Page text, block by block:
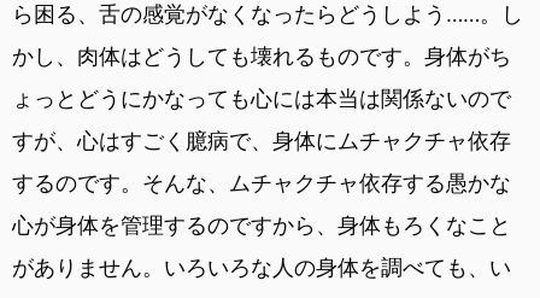
ら困る、舌の感覚がなくなったらどうしよう……。し
かし、肉体はどうしても壊れるものです。身体がち
ょっとどうにかなっても心には本当は関係ないので
すが、心はすごく臆病で、身体にムチャクチャ依存
するのです。そんな、ムチャクチャ依存する愚かな
心が身体を管理するのですから、身体もろくなこと
がありません。いろいろな人の身体を調べても、い